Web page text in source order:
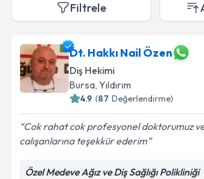
Filtrele
Dt. Hakkı Nail Özen
Diş Hekimi
Bursa, Yıldırım
4.9 (87 Değerlendirme)
Cok rahat cok profesyonel doktorumuz
calışanlarına teşekkür ederim
Özel Medeve Ağız ve Diş Sağlığı Polikliniği